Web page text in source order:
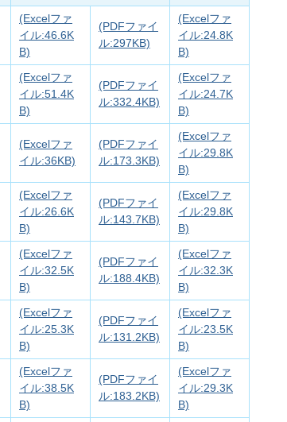
(Excelファ
イル:46.6K
B)
(PDFファイ
ル:297KB)
(Excelファ
イル:24.8K
B)
(Excelファ
イル:51.4K
B)
(PDFファイ
ル:332.4KB)
(Excelファ
イル:24.7K
B)
(Excelファ
イル:36KB)
(PDFファイ
ル:173.3KB)
(Excelファ
イル:29.8K
B)
(Excelファ
イル:26.6K
B)
(PDFファイ
ル:143.7KB)
(Excelファ
イル:29.8K
B)
(Excelファ
イル:32.5K
B)
(PDFファイ
ル:188.4KB)
(Excelファ
イル:32.3K
B)
(Excelファ
イル:25.3K
B)
(PDFファイ
ル:131.2KB)
(Excelファ
イル:23.5K
B)
(Excelファ
イル:38.5K
B)
(PDFファイ
ル:183.2KB)
(Excelファ
イル:29.3K
B)